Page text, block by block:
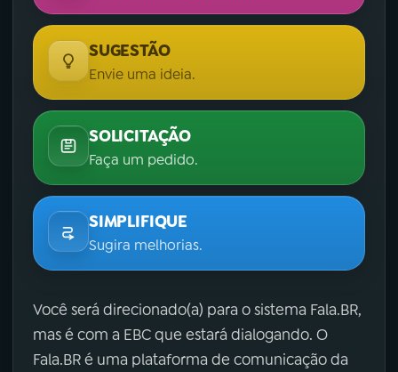
SUGESTÃO
Envie uma ideia.
SOLICITAÇÃO
Faça um pedido.
SIMPLIFIQUE
Sugira melhorias.
Você será direcionado(a) para o sistema Fala.BR,
mas é com a EBC que estará dialogando. O
Fala.BR é uma plataforma de comunicação da